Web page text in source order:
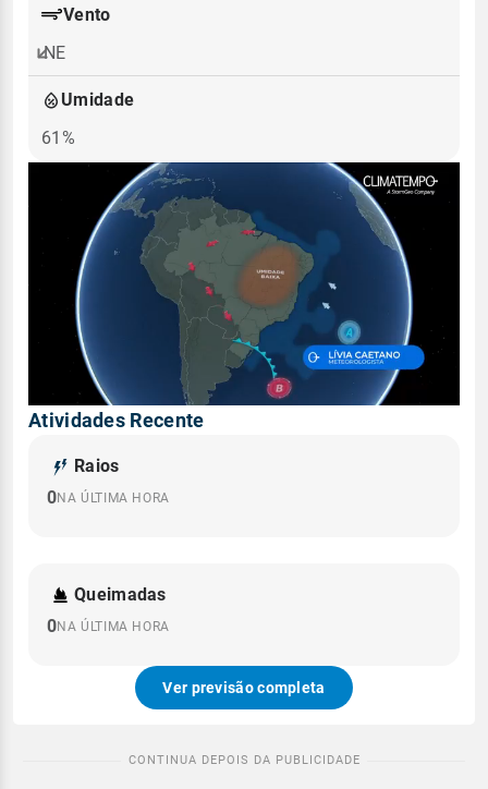
Vento
NE
Umidade
61%
Atividades Recente
Raios
0NA ÚLTIMA HORA
Queimadas
0NA ÚLTIMA HORA
Ver previsão completa